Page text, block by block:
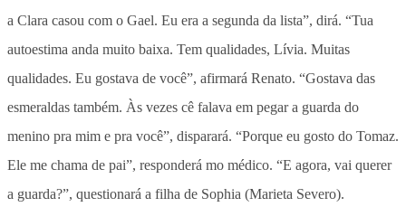
a Clara casou com o Gael. Eu era a segunda da lista”, dirá. “Tua
autoestima anda muito baixa. Tem qualidades, Lívia. Muitas
qualidades. Eu gostava de você”, afirmará Renato. “Gostava das
esmeraldas também. Às vezes cê falava em pegar a guarda do
menino pra mim e pra você”, disparará. “Porque eu gosto do Tomaz.
Ele me chama de pai”, responderá mo médico. “E agora, vai querer
a guarda?”, questionará a filha de Sophia (Marieta Severo).